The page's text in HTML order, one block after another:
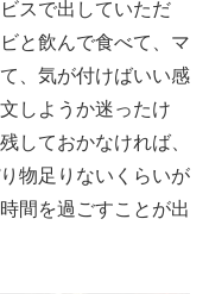
スで出していただ
と飲んで食べて、マ
、気が付けばいい感
しようか迷ったけ
しておかなければ、
物足りないくらいが
間を過ごすことが出